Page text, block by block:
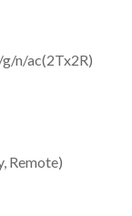
n/ac(2Tx2R)
Remote)